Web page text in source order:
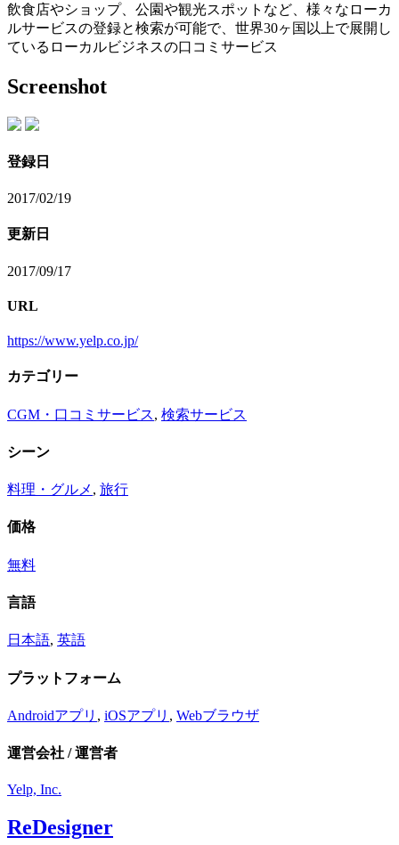
飲食店やショップ、公園や観光スポットなど、様々なローカ
ルサービスの登録と検索が可能で、世界30ヶ国以上で展開し
ているローカルビジネスの口コミサービス
Screenshot
登録日
2017/02/19
更新日
2017/09/17
URL
https://www.yelp.co.jp/
カテゴリー
CGM・口コミサービス, 検索サービス
シーン
料理・グルメ , 旅行
価格
無料
言語
日本語, 英語
プラットフォーム
Androidアプリ , iOSアプリ , Webブラウザ
運営会社 / 運営者
Yelp, Inc.
ReDesigner